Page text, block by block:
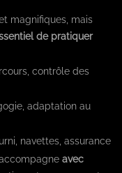
magnifiques, mais
de pratiquer
contrôle des
adaptation au
navettes, assurance
avec